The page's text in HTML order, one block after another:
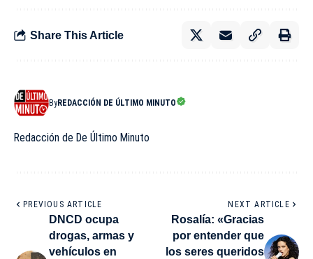
Share This Article
ByREDACCIÓN DE ÚLTIMO MINUTO
Redacción de De Último Minuto
PREVIOUS ARTICLE
DNCD ocupa
drogas, armas y
vehículos en
NEXT ARTICLE
Rosalía: «Gracias
por entender que
los seres queridos